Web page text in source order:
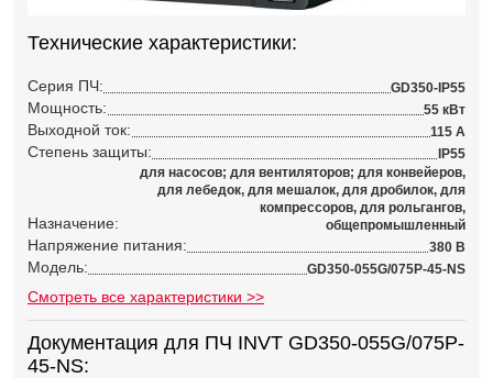
Технические характеристики:
Серия ПЧ: GD350-IP55
Мощность: 55 кВт
Выходной ток: 115 А
Степень защиты: IP55
Назначение:
для насосов; для вентиляторов; для конвейеров,
для лебедок, для мешалок, для дробилок, для
компрессоров, для рольгангов,
общепромышленный
Напряжение питания: 380 В
Модель: GD350-055G/075P-45-NS
Смотреть все характеристики >>
Документация для ПЧ INVT GD350-055G/075P-
45-NS: